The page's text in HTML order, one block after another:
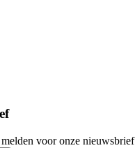
voor onze nieuwsbrief